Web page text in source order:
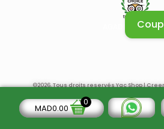
AGADIR QUAD
©2026. Tous droits reservés Yac Shop |
MAD0.00
0